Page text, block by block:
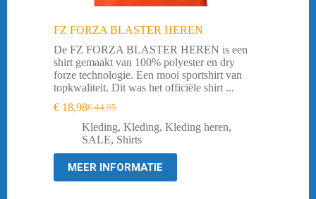
FZ FORZA BLASTER HEREN
De FZ FORZA BLASTER HEREN is een
shirt gemaakt van 100% polyester en dry
forze technologie. Een mooi sportshirt van
topkwaliteit. Dit was het officiële shirt ...
€44,95
Oorspronkelijke
prijs
was:
€ 44,95.
€ 18,98Huidige
prijs
is:
€ 18,98.
Kleding, Kleding, Kleding heren,
SALE, Shirts
MEER INFORMATIE